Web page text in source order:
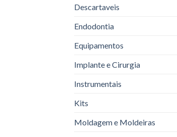
Descartaveis
Endodontia
Equipamentos
Implante e Cirurgia
Instrumentais
Kits
Moldagem e Moldeiras